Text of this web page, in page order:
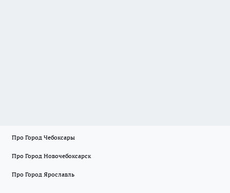
Про Город Чебоксары
Про Город Новочебоксарск
Про Город Ярославль